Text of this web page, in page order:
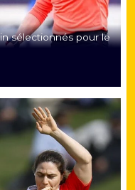
sélectionnés pour le